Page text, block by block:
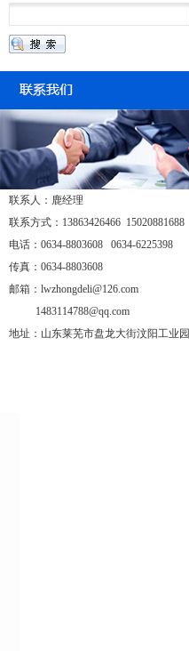
联系人：鹿经理
联系方式：13863426466 15020881688
电话：0634-8803608 0634-6225398
传真：0634-8803608
邮箱：lwzhongdeli@126.com
1483114788@qq.com
地址：山东莱芜市盘龙大街汶阳工业园